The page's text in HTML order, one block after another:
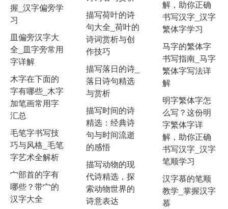
握_汉字偏旁学
习
皿偏旁汉字大
全_皿字旁常用
字详解
木字在下面的
字有哪些_木字
加笔画常用字
汇总
毛笔字书写技
巧与风格_毛笔
字艺术全解析
宀部首的字有
哪些？带宀的
汉字大全
描写荷叶的诗
句大全_荷叶的
诗词赏析与创
作技巧
描写落日的诗_
落日诗句精选
与赏析
描写时间的诗
精选：经典诗
句与时间流逝
的感悟
描写动物的现
代诗精选，探
索动物世界的
诗意表达
解，助你正确
书写汉字_汉字
繁体字学习
马字的繁体字
书写指南_马字
繁体字写法详
解
明字繁体字怎
么写？这份明
字繁体字详
解，助你正确
书写汉字_汉字
笔顺学习
汉字慕的笔顺
教学_掌握汉字
慕